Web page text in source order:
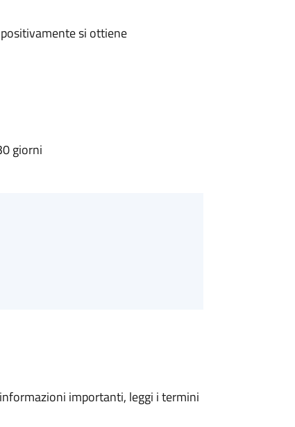
si ottiene
giorni
importanti, leggi i termini